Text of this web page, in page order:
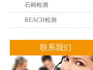
石棉检测
REACH检测
联系我们